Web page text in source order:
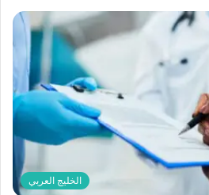
الخليج العربي